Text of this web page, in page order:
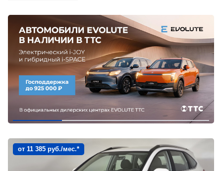
от 11 385 руб./мес.*